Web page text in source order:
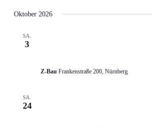
wählen.
Oktober 2026
SA.
3
Z-Bau Frankenstraße 200, Nürnberg
SA.
24